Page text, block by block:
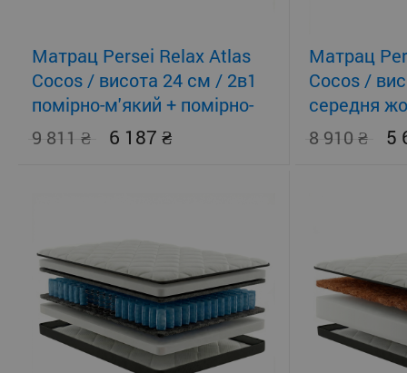
Матрац Persei Relax Atlas
Cocos / висота 24 см / 2в1
помірно-м'який + помірно-
жорсткий
9 811 6 187
Матрац
Cocos /
середня
помірно-
8 910 5